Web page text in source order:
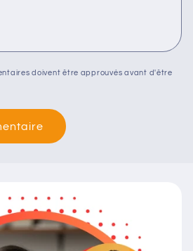
doivent être approuvés avant d'être